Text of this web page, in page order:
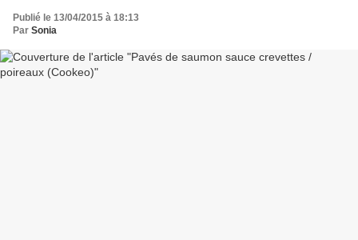
Publié le 13/04/2015 à 18:13
Par Sonia